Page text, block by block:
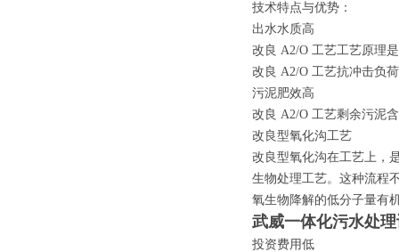
技术特点与优势：
出水水质高
改良 A2/O 工艺工艺原理
改良 A2/O 工艺抗冲击负
污泥肥效高
改良 A2/O 工艺剩余污泥
改良型氧化沟工艺
改良型氧化沟在工艺上，
生物处理工艺。这种流程
氧生物降解的低分子量有
武威一体化污水处
投资费用低